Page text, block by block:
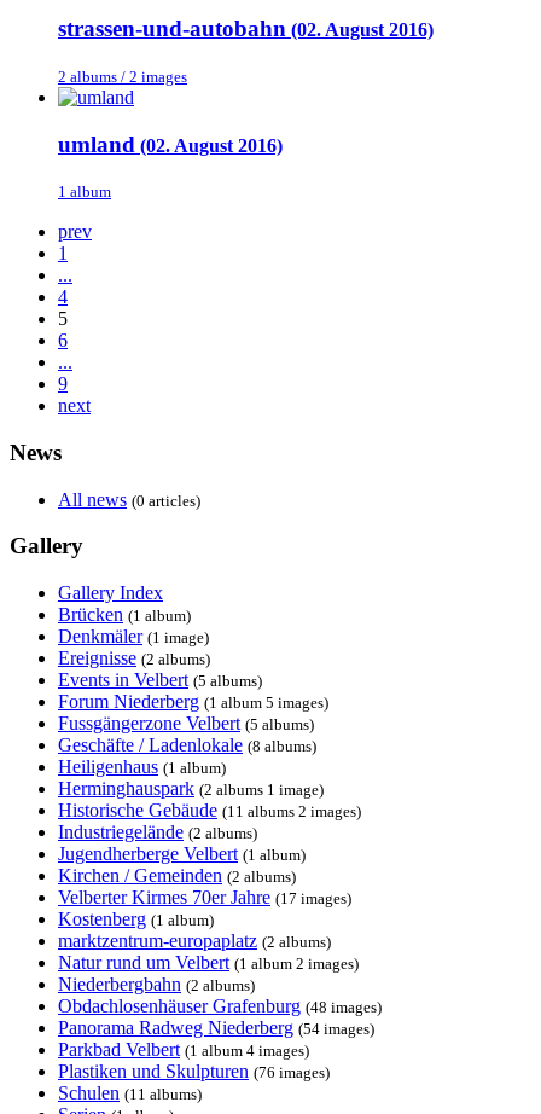
strassen-und-autobahn (02. August 2016)
2 albums / 2 images
umland (02. August 2016)
1 album
prev
1
...
4
5
6
...
9
next
News
All news (0 articles)
Gallery
Gallery Index
Brücken (1 album)
Denkmäler (1 image)
Ereignisse (2 albums)
Events in Velbert (5 albums)
Forum Niederberg (1 album 5 images)
Fussgängerzone Velbert (5 albums)
Geschäfte / Ladenlokale (8 albums)
Heiligenhaus (1 album)
Herminghauspark (2 albums 1 image)
Historische Gebäude (11 albums 2 images)
Industriegelände (2 albums)
Jugendherberge Velbert (1 album)
Kirchen / Gemeinden (2 albums)
Velberter Kirmes 70er Jahre (17 images)
Kostenberg (1 album)
marktzentrum-europaplatz (2 albums)
Natur rund um Velbert (1 album 2 images)
Niederbergbahn (2 albums)
Obdachlosenhäuser Grafenburg (48 images)
Panorama Radweg Niederberg (54 images)
Parkbad Velbert (1 album 4 images)
Plastiken und Skulpturen (76 images)
Schulen (11 albums)